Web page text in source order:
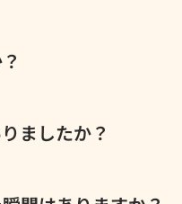
、家から近かったから。
こう」って思ったんで
ましたか？